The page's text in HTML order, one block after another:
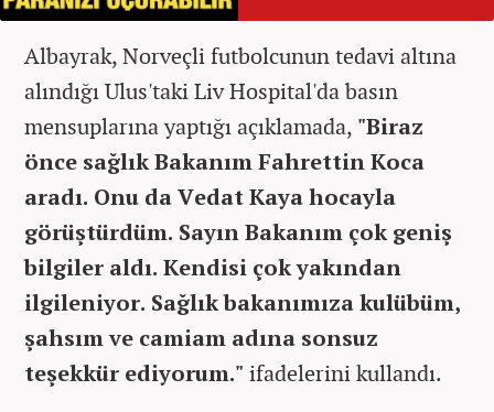
Albayrak, Norveçli futbolcunun tedavi altına
alındığı Ulus'taki Liv Hospital'da basın
mensuplarına yaptığı açıklamada, "Biraz
önce sağlık Bakanım Fahrettin Koca
aradı. Onu da Vedat Kaya hocayla
görüştürdüm. Sayın Bakanım çok geniş
bilgiler aldı. Kendisi çok yakından
ilgileniyor. Sağlık bakanımıza kulübüm,
şahsım ve camiam adına sonsuz
teşekkür ediyorum." ifadelerini kullandı.